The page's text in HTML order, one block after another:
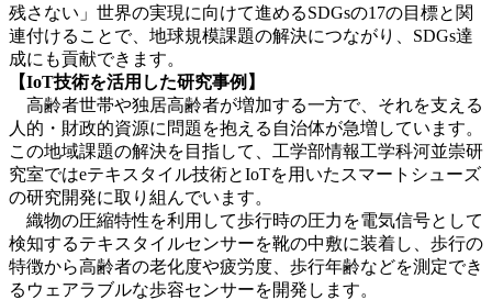
残さない」世界の実現に向けて進めるSDGsの17の目標と関
連付けることで、地球規模課題の解決につながり、SDGs達
成にも貢献できます。
【IoT技術を活用した研究事例】
高齢者世帯や独居高齢者が増加する一方で、それを支える
人的・財政的資源に問題を抱える自治体が急増しています。
この地域課題の解決を目指して、工学部情報工学科河並崇研
究室ではeテキスタイル技術とIoTを用いたスマートシューズ
の研究開発に取り組んでいます。
織物の圧縮特性を利用して歩行時の圧力を電気信号として
検知するテキスタイルセンサーを靴の中敷に装着し、歩行の
特徴から高齢者の老化度や疲労度、歩行年齢などを測定でき
るウェアラブルな歩容センサーを開発します。